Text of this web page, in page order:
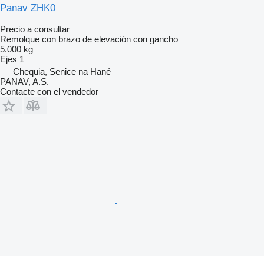
Panav ZHK0
Precio a consultar
Remolque con brazo de elevación con gancho
5.000 kg
Ejes 1
Chequia, Senice na Hané
PANAV, A.S.
Contacte con el vendedor